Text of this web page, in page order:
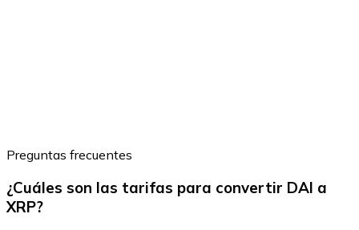
Preguntas frecuentes
¿Cuáles son las tarifas para convertir DAI a
XRP?